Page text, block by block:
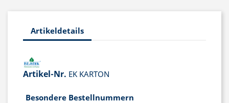
Artikeldetails
Artikel-Nr. EK KARTON
Besondere Bestellnummern